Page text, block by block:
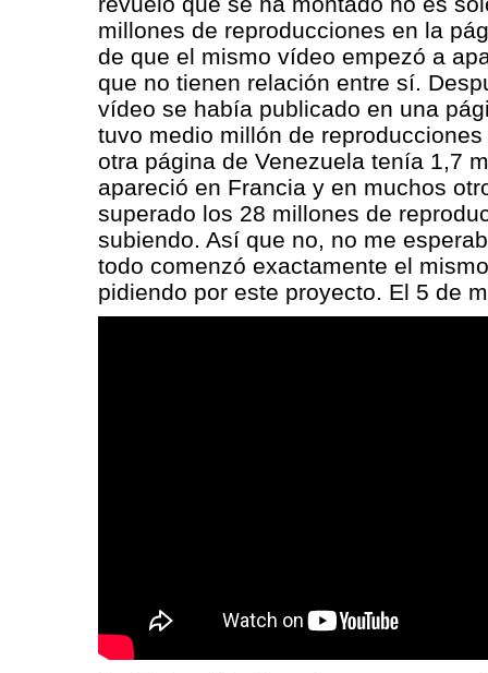
millones de reproducciones en la
de que el mismo vídeo empezó a
que no tienen relación entre sí.
vídeo se había publicado en una
tuvo medio millón de
otra página de Venezuela tenía 1,7
apareció en Francia y en muchos
superado los 28 millones de
subiendo. Así que no, no me
todo comenzó exactamente el
pidiendo por este proyecto. El 5 de